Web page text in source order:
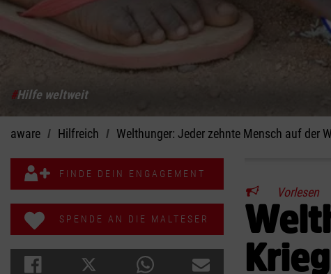
#Hilfe weltweit
aware Hilfreich Welthunger: Jeder zehnte Mensch auf der
FINDE DEIN ENGAGEMENT
SPENDE AN DIE MALTESER
Vorlesen